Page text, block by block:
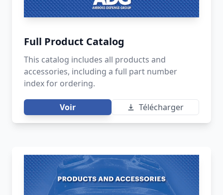
Full Product Catalog
This catalog includes all products and
accessories, including a full part number
index for ordering.
Voir Télécharger